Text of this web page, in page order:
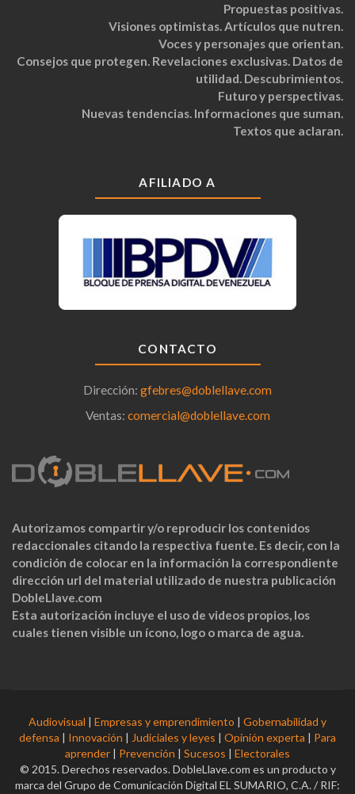
Propuestas positivas.
Visiones optimistas. Artículos que nutren.
Voces y personajes que orientan.
Consejos que protegen. Revelaciones exclusivas. Datos de
utilidad. Descubrimientos.
Futuro y perspectivas.
Nuevas tendencias. Informaciones que suman.
Textos que aclaran.
AFILIADO A
CONTACTO
Dirección: gfebres@doblellave.com
Ventas: comercial@doblellave.com
Autorizamos compartir y/o reproducir los contenidos
redaccionales citando la respectiva fuente. Es decir, con la
condición de colocar en la información la correspondiente
dirección url del material utilizado de nuestra publicación
DobleLlave.com
Esta autorización incluye el uso de videos propios, los
cuales tienen visible un ícono, logo o marca de agua.
Audiovisual | Empresas y emprendimiento | Gobernabilidad y
defensa | Innovación | Judiciales y leyes | Opinión experta | Para
aprender | Prevención | Sucesos | Electorales
© 2015. Derechos reservados. DobleLlave.com es un producto y
marca del Grupo de Comunicación Digital EL SUMARIO, C.A. / RIF: